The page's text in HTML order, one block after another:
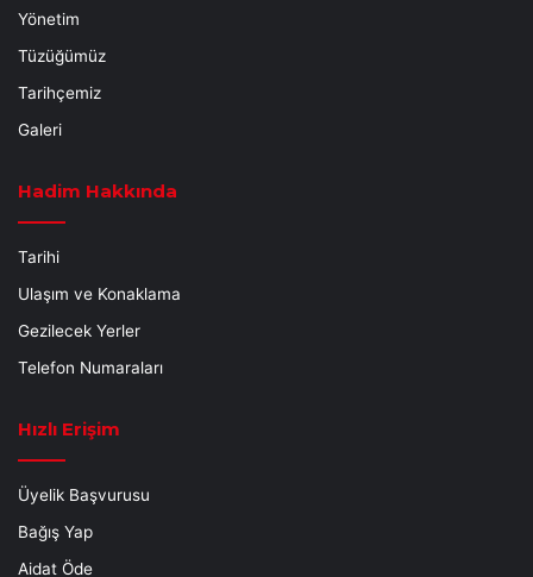
Yönetim
Tüzüğümüz
Tarihçemiz
Galeri
Hadim Hakkında
Tarihi
Ulaşım ve Konaklama
Gezilecek Yerler
Telefon Numaraları
Hızlı Erişim
Üyelik Başvurusu
Bağış Yap
Aidat Öde